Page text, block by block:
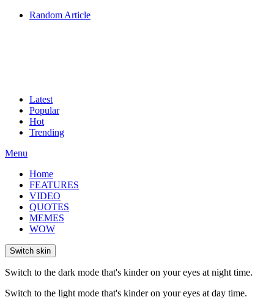
Random Article
Latest
Popular
Hot
Trending
Menu
Home
FEATURES
VIDEO
QUOTES
MEMES
WOW
Switch skin
Switch to the dark mode that's kinder on your eyes at night time.
Switch to the light mode that's kinder on your eyes at day time.